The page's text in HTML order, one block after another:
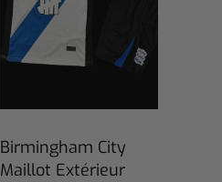
Birmingham City
Maillot Extérieur